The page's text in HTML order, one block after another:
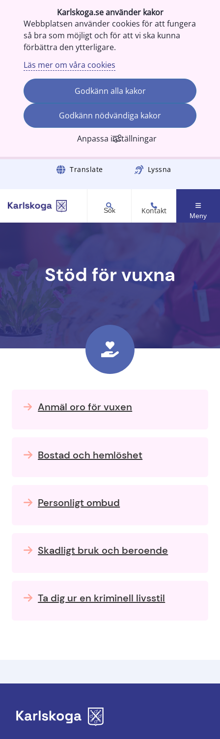
Karlskoga.se använder kakor
Webbplatsen använder cookies för att fungera
så bra som möjligt och för att vi ska kunna
förbättra den ytterligare.
Läs mer om våra cookies
Godkänn alla kakor
Godkänn nödvändiga kakor
Anpassa inställningar
Gå till innehåll Translate Lyssna
Sök Kontakt
Meny
Stöd för vuxna
Anmäl oro för vuxen
Bostad och hemlöshet
Personligt ombud
Skadligt bruk och beroende
Ta dig ur en kriminell livsstil